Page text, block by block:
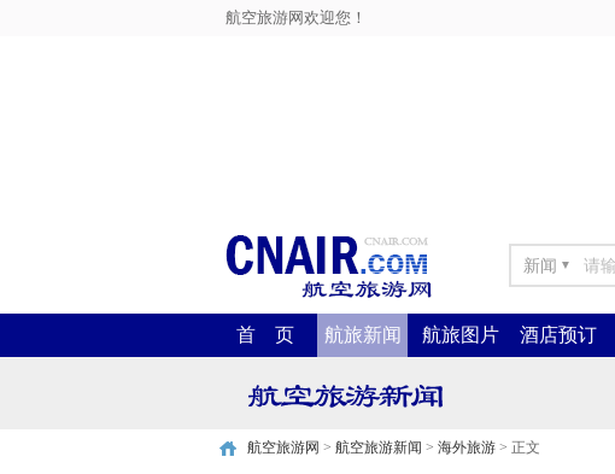
航空旅游网欢迎您！
新闻 ▼
首 页 航旅新闻 航旅图片 酒店预订
航空旅游网 > 航空旅游新闻 > 海外旅游 > 正文